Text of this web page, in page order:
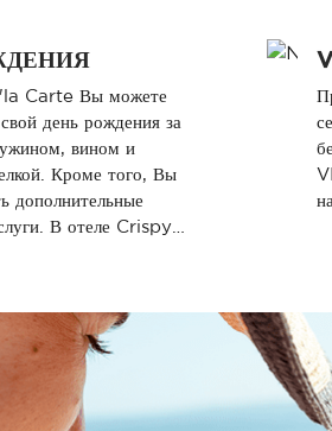
Carte Вы можете
день рождения за
вином и
Кроме того, Вы
дополнительные
В отеле Crispy